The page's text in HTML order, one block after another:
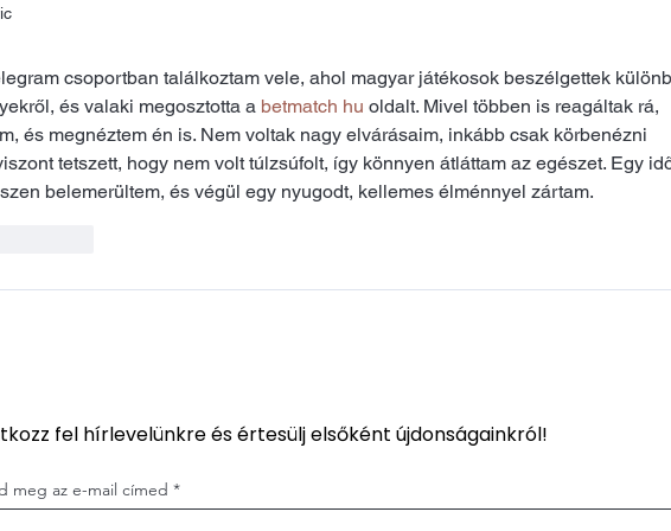
csoportban találkoztam vele, ahol magyar játékosok beszélgettek
és valaki megosztotta a betmatch hu oldalt. Mivel többen is reagáltak rá,
és megnéztem én is. Nem voltak nagy elvárásaim, inkább csak körbenézni
tetszett, hogy nem volt túlzsúfolt, így könnyen átláttam az egészet. Egy
belemerültem, és végül egy nyugodt, kellemes élménnyel zártam.
fel hírlevelünkre és értesülj elsőként újdonságainkról!
meg az e-mail címed